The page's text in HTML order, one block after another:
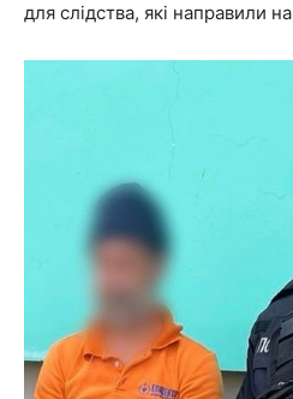
для слідства, які направили